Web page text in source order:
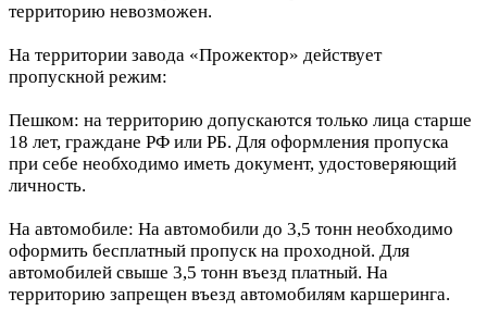
территорию невозможен.
На территории завода «Прожектор» действует
пропускной режим:
Пешком: на территорию допускаются только лица старше
18 лет, граждане РФ или РБ. Для оформления пропуска
при себе необходимо иметь документ, удостоверяющий
личность.
На автомобиле: На автомобили до 3,5 тонн необходимо
оформить бесплатный пропуск на проходной. Для
автомобилей свыше 3,5 тонн въезд платный. На
территорию запрещен въезд автомобилям каршеринга.